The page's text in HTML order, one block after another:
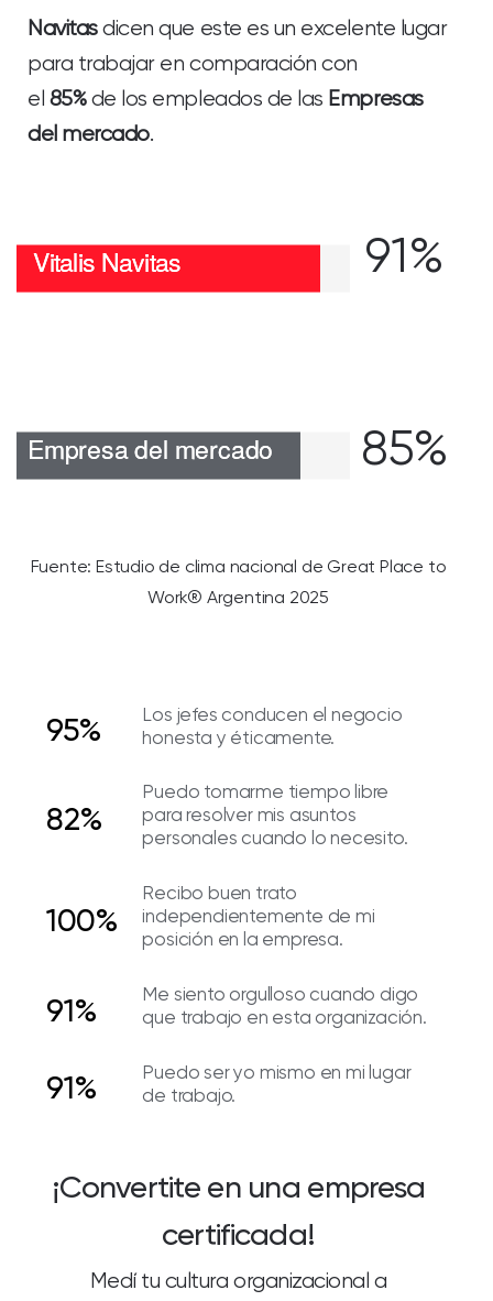
Navitasdicen que este es un excelente lugar
para trabajar en comparación con
el 85%de los empleados de las Empresas
del mercado.
91%
85%
Fuente: Estudio de clima nacional de Great Place to
Work® Argentina 2025
95%
Los jefes conducen el negocio
honesta y éticamente.
82%
Puedo tomarme tiempo libre
para resolver mis asuntos
personales cuando lo necesito.
100%
Recibo buen trato
independientemente de mi
posición en la empresa.
91%
Me siento orgulloso cuando digo
que trabajo en esta organización.
91%
Puedo ser yo mismo en mi lugar
de trabajo.
¡Convertite en una empresa
certificada!
Medí tu cultura organizacional a